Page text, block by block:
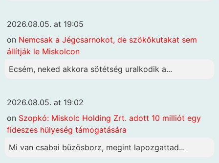
2026.08.05. at 19:05
on Nemcsak a Jégcsarnokot, de szökőkutakat sem
állítják le Miskolcon
Ecsém, neked akkora sötétség uralkodik a...
2026.08.05. at 19:02
on Szopkó: Miskolc Holding Zrt. adott 10 milliót egy
fideszes hülyeség támogatására
Mi van csabai büzösborz, megint lapozgattad...